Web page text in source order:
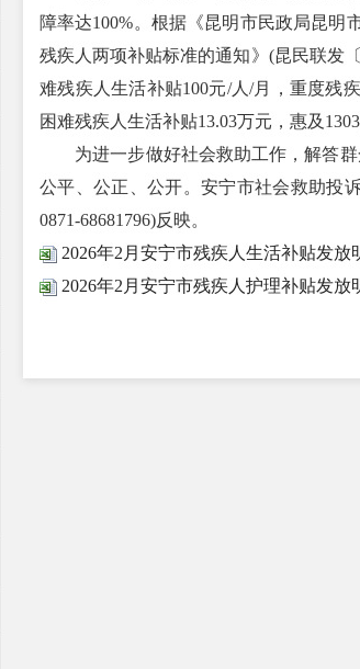
障率达100%。根据《昆明市民政局昆明
残疾人两项补贴标准的通知》(昆民联发
难残疾人生活补贴100元/人/月，重度残
困难残疾人生活补贴13.03万元，惠及
为进一步做好社会救助工作，解答群
公平、公正、公开。安宁市社会救助投
0871-68681796)反映。
2026年2月安宁市残疾人生活补贴发放
2026年2月安宁市残疾人护理补贴发放